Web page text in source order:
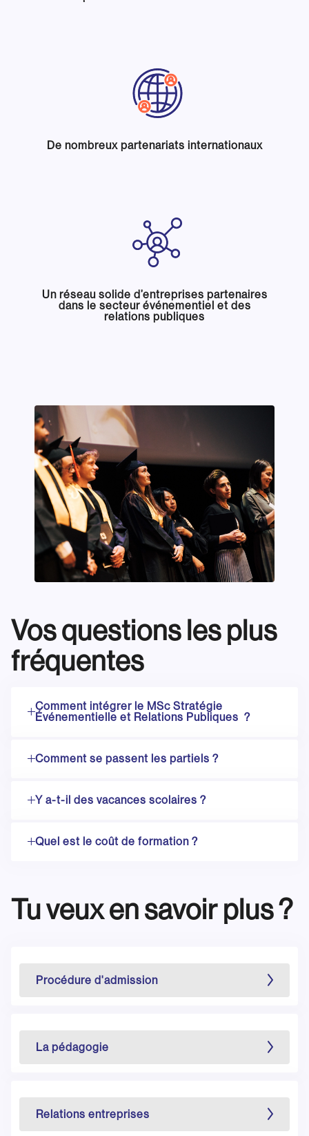
De nombreux partenariats internationaux
Un réseau solide d’entreprises partenaires
dans le secteur événementiel et des
relations publiques
Vos questions les plus
fréquentes
Comment intégrer le MSc Stratégie
Événementielle et Relations Publiques ?
Comment se passent les partiels ?
Y a-t-il des vacances scolaires ?
Quel est le coût de formation ?
Tu veux en savoir plus ?
Procédure d'admission
La pédagogie
Relations entreprises